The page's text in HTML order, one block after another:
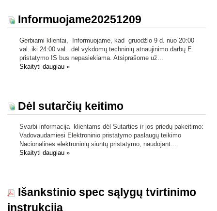
Informuojame20251209
Gerbiami klientai, Informuojame, kad gruodžio 9 d. nuo 20:00
val. iki 24:00 val. dėl vykdomų techninių atnaujinimo darbų E.
pristatymo IS bus nepasiekiama. Atsiprašome už...
Skaityti daugiau »
Dėl sutarčių keitimo
Svarbi informacija klientams dėl Sutarties ir jos priedų pakeitimo:
Vadovaudamiesi Elektroninio pristatymo paslaugų teikimo
Nacionalinės elektroninių siuntų pristatymo, naudojant...
Skaityti daugiau »
Išankstinio spec sąlygų tvirtinimo
instrukcija